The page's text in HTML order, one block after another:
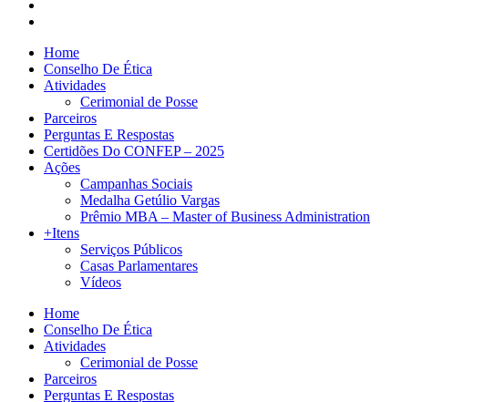
Home
Conselho De Ética
Atividades
Cerimonial de Posse
Parceiros
Perguntas E Respostas
Certidões Do CONFEP – 2025
Ações
Campanhas Sociais
Medalha Getúlio Vargas
Prêmio MBA – Master of Business Administration
+Itens
Serviços Públicos
Casas Parlamentares
Vídeos
Home
Conselho De Ética
Atividades
Cerimonial de Posse
Parceiros
Perguntas E Respostas